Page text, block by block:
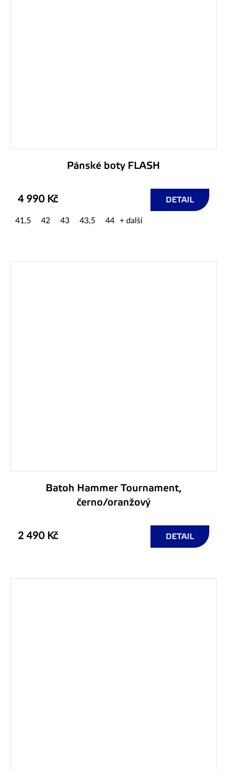
Pánské boty FLASH
4 990 Kč DETAIL
41,5 42 43 43,5 44 + další
Batoh Hammer Tournament,
černo/oranžový
2 490 Kč DETAIL